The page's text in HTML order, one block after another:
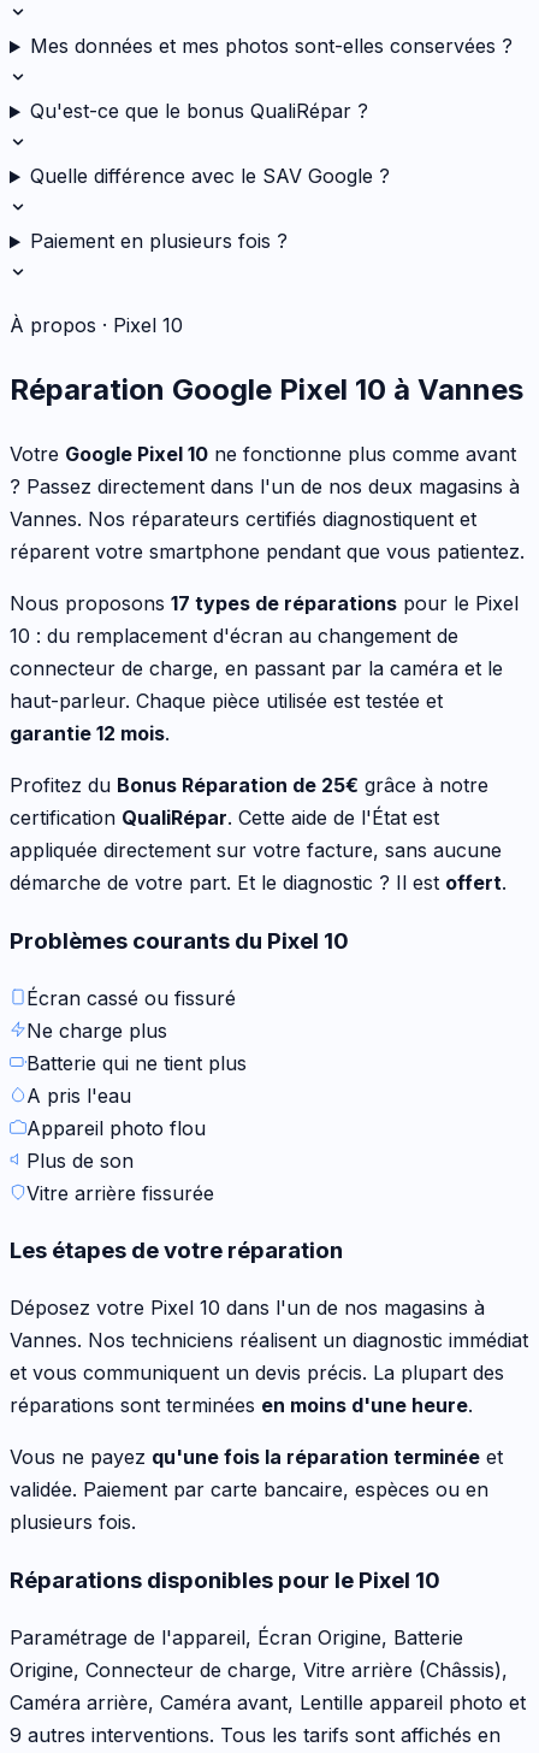
Mes données et mes photos sont-elles conservées ?
Qu'est-ce que le bonus QualiRépar ?
Quelle différence avec le SAV Google ?
Paiement en plusieurs fois ?
À propos · Pixel 10
Réparation Google Pixel 10 à Vannes
Votre Google Pixel 10 ne fonctionne plus comme avant
? Passez directement dans l'un de nos deux magasins à
Vannes. Nos réparateurs certifiés diagnostiquent et
réparent votre smartphone pendant que vous patientez.
Nous proposons 17 types de réparations pour le Pixel
10 : du remplacement d'écran au changement de
connecteur de charge, en passant par la caméra et le
haut-parleur. Chaque pièce utilisée est testée et
garantie 12 mois.
Profitez du Bonus Réparation de 25€ grâce à notre
certification QualiRépar. Cette aide de l'État est
appliquée directement sur votre facture, sans aucune
démarche de votre part. Et le diagnostic ? Il est offert.
Problèmes courants du Pixel 10
Écran cassé ou fissuré
Ne charge plus
Batterie qui ne tient plus
A pris l'eau
Appareil photo flou
Plus de son
Vitre arrière fissurée
Les étapes de votre réparation
Déposez votre Pixel 10 dans l'un de nos magasins à
Vannes. Nos techniciens réalisent un diagnostic immédiat
et vous communiquent un devis précis. La plupart des
réparations sont terminées en moins d'une heure.
Vous ne payez qu'une fois la réparation terminée et
validée. Paiement par carte bancaire, espèces ou en
plusieurs fois.
Réparations disponibles pour le Pixel 10
Paramétrage de l'appareil, Écran Origine, Batterie
Origine, Connecteur de charge, Vitre arrière (Châssis),
Caméra arrière, Caméra avant, Lentille appareil photo et
9 autres interventions. Tous les tarifs sont affichés en